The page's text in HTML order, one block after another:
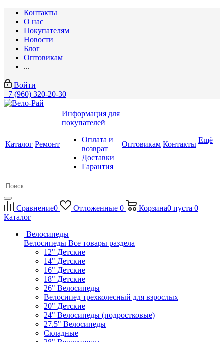
Контакты
О нас
Покупателям
Новости
Блог
Оптовикам
...
Войти
+7 (960) 320-20-30
Каталог Ремонт
Информация для
покупателей
Оплата и
возврат
Доставки
Гарантия
Оптовикам Контакты Ещё
Сравнение0 Отложенные 0 Корзина0 пуста 0
Каталог
Велосипеды
Велосипеды Все товары раздела
12" Детские
14" Детские
16" Детские
18" Детские
26" Велосипеды
Велосипед трехколесный для взрослых
20" Детские
24" Велосипеды (подростковые)
27.5" Велосипеды
Складные